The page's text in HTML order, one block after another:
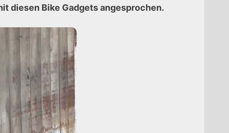
diesen Bike Gadgets angesprochen.